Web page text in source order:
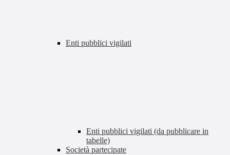
Enti pubblici vigilati
Enti pubblici vigilati (da pubblicare in
tabelle)
Società partecipate